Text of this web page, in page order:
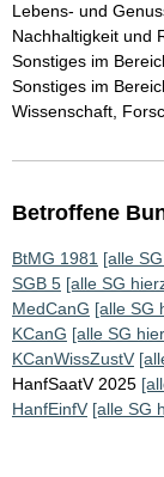
Lebens- und
Nachhaltigkeit und
Sonstiges im
Sonstiges im
Wissenschaft,
Betroffene
BtMG 1981 [alle
SGB 5 [alle SG
MedCanG [alle SG
KCanG [alle SG
KCanWissZustV
HanfSaatV 2025
HanfEinfV [alle SG